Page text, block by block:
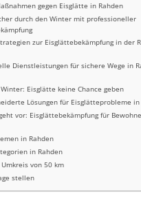
gegen Eisglätte in Rahden
durch den Winter mit professioneller
zur Eisglättebekämpfung in der
Dienstleistungen für sichere Wege in
Eisglätte keine Chance geben
Lösungen für Eisglätteprobleme in
vor: Eisglättebekämpfung für
in Rahden
in Rahden
von 50 km
stellen